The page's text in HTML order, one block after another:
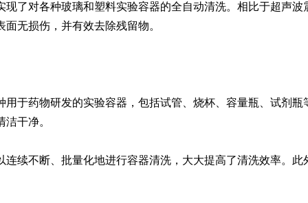
Moment-2/F2实验
室洗瓶机
GMP-800清洗机
了对各种玻璃和塑料实验容器的全自动清洗。相比于超声
无损伤，并有效去除残留物。
于药物研发的实验容器，包括试管、烧杯、容量瓶、试剂
干净。
续不断、批量化地进行容器清洗，大大提高了清洗效率。